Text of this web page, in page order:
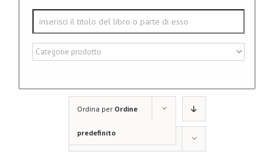
Ordina per Ordine
predefinito
Mostra